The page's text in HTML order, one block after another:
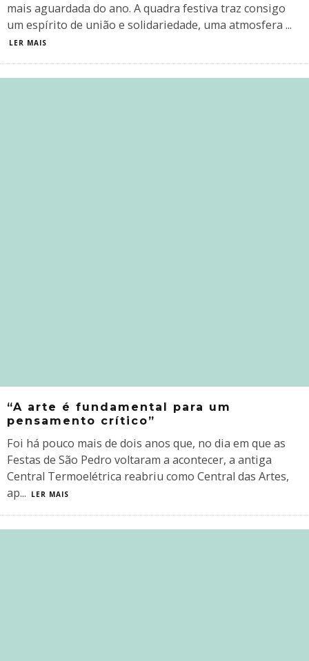
mais aguardada do ano. A quadra festiva traz consigo
um espírito de união e solidariedade, uma atmosfera ...
LER MAIS
“A arte é fundamental para um
pensamento crítico”
Foi há pouco mais de dois anos que, no dia em que as
Festas de São Pedro voltaram a acontecer, a antiga
Central Termoelétrica reabriu como Central das Artes,
ap... LER MAIS